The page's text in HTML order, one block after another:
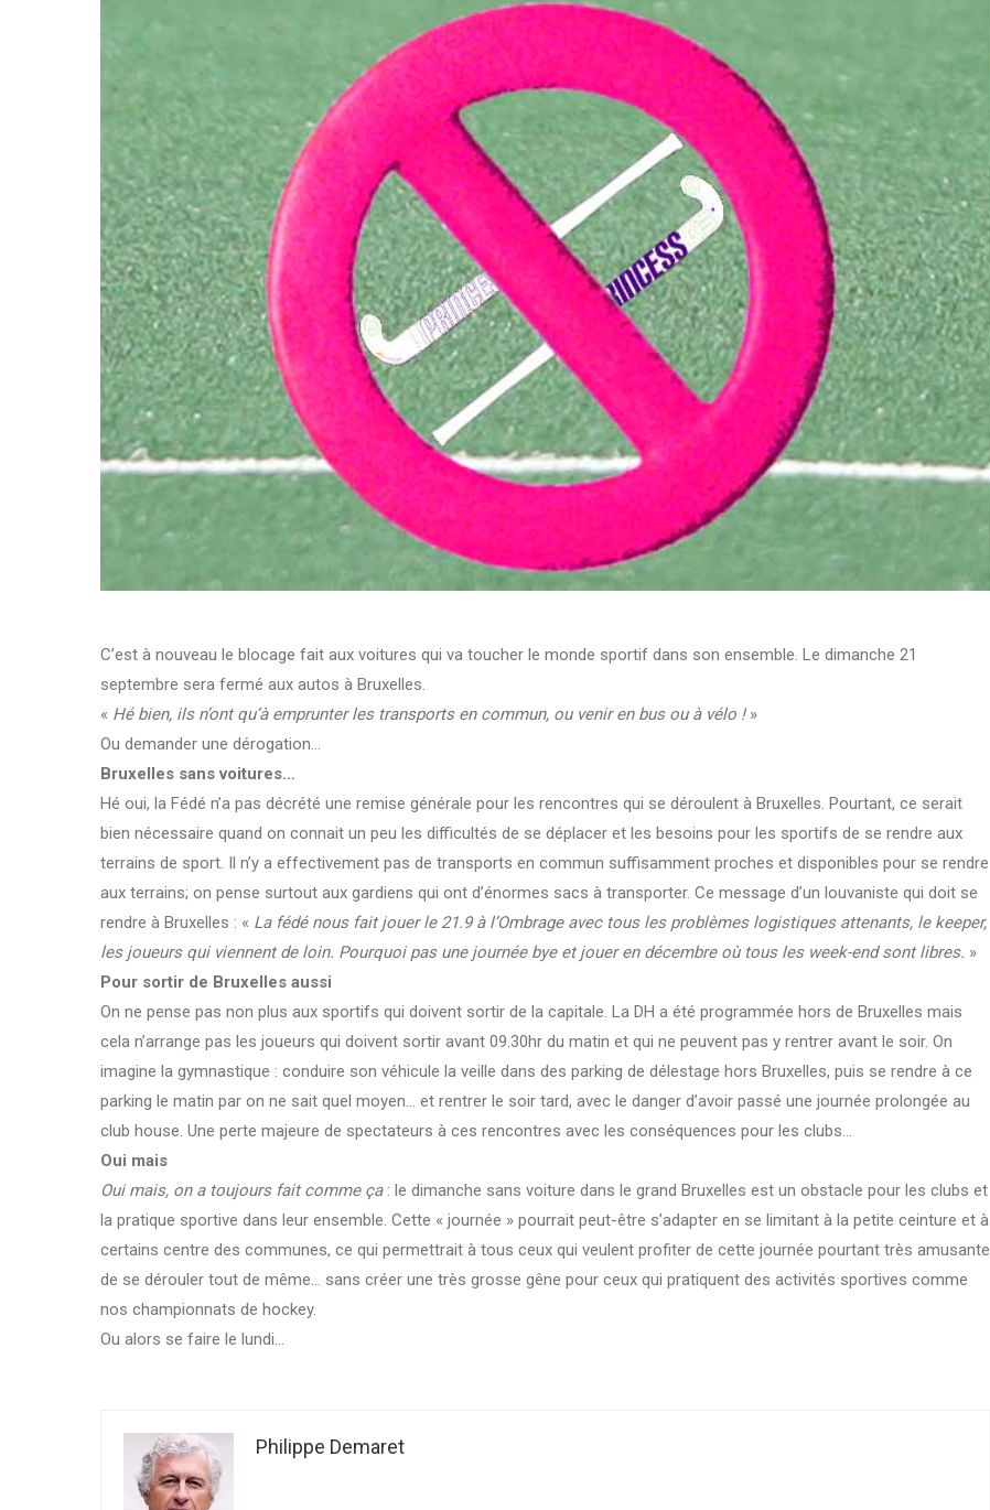
C’est à nouveau le blocage fait aux voitures qui va toucher le monde sportif dans son ensemble. Le dimanche 21
septembre sera fermé aux autos à Bruxelles.
« Hé bien, ils n’ont qu’à emprunter les transports en commun, ou venir en bus ou à vélo !»
Ou demander une dérogation…
Bruxelles sans voitures…
Hé oui, la Fédé n’a pas décrété une remise générale pour les rencontres qui se déroulent à Bruxelles. Pourtant, ce serait
bien nécessaire quand on connait un peu les difficultés de se déplacer et les besoins pour les sportifs de se rendre aux
terrains de sport. Il n’y a effectivement pas de transports en commun suffisamment proches et disponibles pour se rendre
aux terrains; on pense surtout aux gardiens qui ont d’énormes sacs à transporter. Ce message d’un louvaniste qui doit se
rendre à Bruxelles : « La fédé nous fait jouer le 21.9 à l’Ombrage avec tous les problèmes logistiques attenants, le keeper,
les joueurs qui viennent de loin. Pourquoi pas une journée bye et jouer en décembre où tous les week-end sont libres. »
Pour sortir de Bruxelles aussi
On ne pense pas non plus aux sportifs qui doivent sortir de la capitale. La DH a été programmée hors de Bruxelles mais
cela n’arrange pas les joueurs qui doivent sortir avant 09.30hr du matin et qui ne peuvent pas y rentrer avant le soir. On
imagine la gymnastique : conduire son véhicule la veille dans des parking de délestage hors Bruxelles, puis se rendre à ce
parking le matin par on ne sait quel moyen… et rentrer le soir tard, avec le danger d’avoir passé une journée prolongée au
club house. Une perte majeure de spectateurs à ces rencontres avec les conséquences pour les clubs…
Oui mais
Oui mais, on a toujours fait comme ça: le dimanche sans voiture dans le grand Bruxelles est un obstacle pour les clubs et
la pratique sportive dans leur ensemble. Cette « journée » pourrait peut-être s’adapter en se limitant à la petite ceinture et à
certains centre des communes, ce qui permettrait à tous ceux qui veulent profiter de cette journée pourtant très amusante
de se dérouler tout de même… sans créer une très grosse gêne pour ceux qui pratiquent des activités sportives comme
nos championnats de hockey.
Ou alors se faire le lundi…
Philippe Demaret